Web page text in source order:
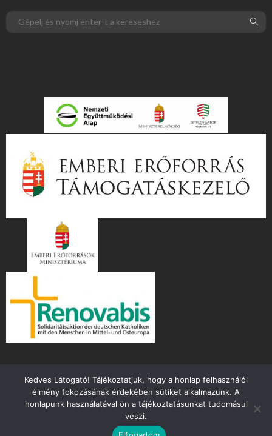
Copyright ©2026 mente.hu
Kedves Látogató! Tájékoztatjuk, hogy a honlap felhasználói
élmény fokozásának érdekében sütiket alkalmazunk. A
honlapunk használatával ön a tájékoztatásunkat tudomásul
veszi.